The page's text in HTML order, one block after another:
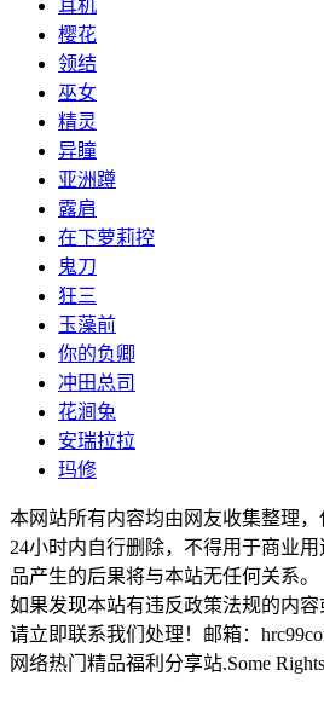
耳机
樱花
领结
巫女
精灵
异瞳
亚洲蹲
露肩
在下萝莉控
鬼刀
狂三
玉藻前
你的负卿
冲田总司
花涧兔
安瑞拉拉
玛修
本网站所有内容均由网友收集整理
24小时内自行删除，不得用于商业
品产生的后果将与本站无任何关系。
如果发现本站有违反政策法规的内容
请立即联系我们处理！邮箱：
网络热门精品福利分享站.Some Rights